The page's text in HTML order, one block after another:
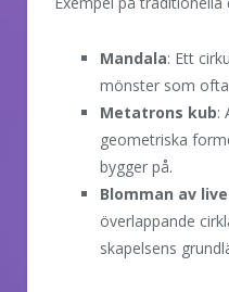
Mandala: Ett
mönster som
Metatrons kub:
geometriska
bygger på.
Blomman av
överlappande
skapelsens